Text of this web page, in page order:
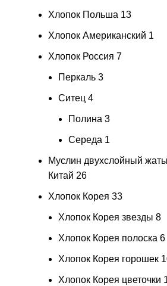
Хлопок Польша 13
Хлопок Американский 1
Хлопок Россия 7
Перкаль 3
Ситец 4
Полина 3
Середа 1
Муслин двухслойный
Китай 26
Хлопок Корея 33
Хлопок Корея звезды 8
Хлопок Корея полоска 6
Хлопок Корея горошек
Хлопок Корея цветочки